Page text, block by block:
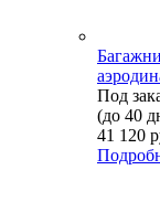
Под
(до 40
41 120